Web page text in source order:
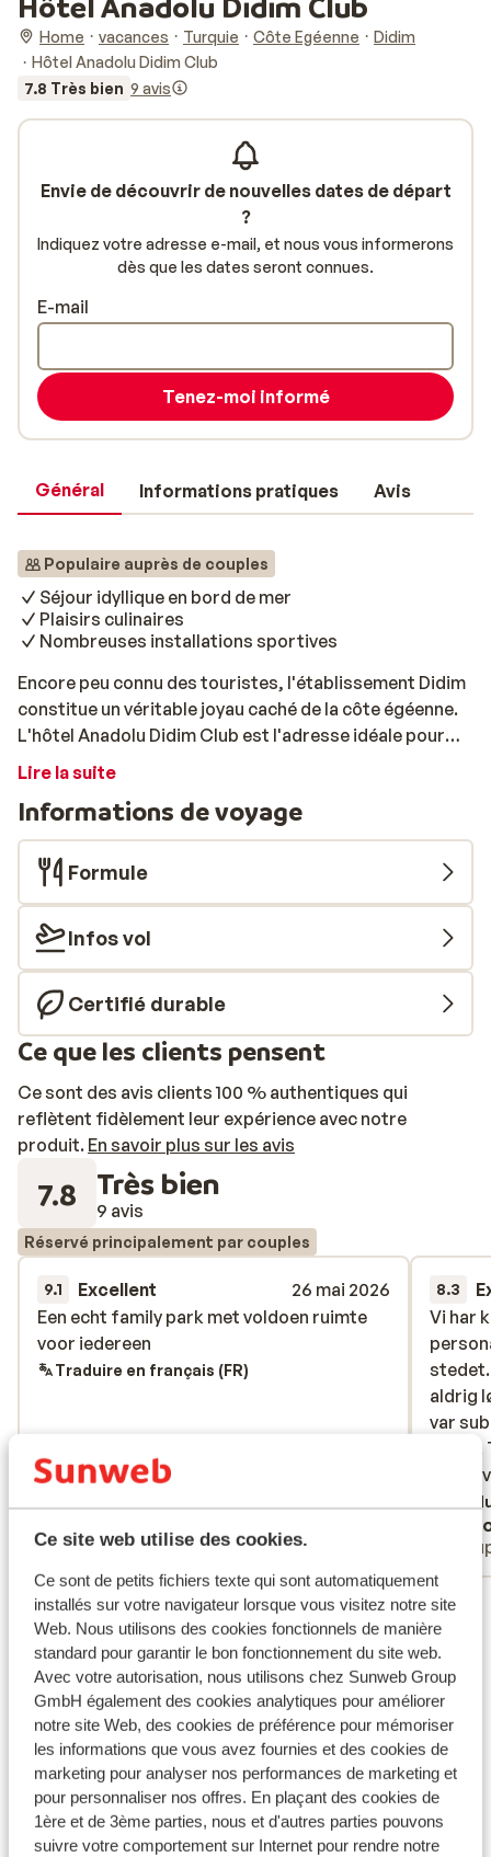
Ce site web utilise des cookies.
Ce sont de petits fichiers texte qui sont automatiquement
installés sur votre navigateur lorsque vous visitez notre site
Web. Nous utilisons des cookies fonctionnels de manière
standard pour garantir le bon fonctionnement du site web.
Avec votre autorisation, nous utilisons chez Sunweb Group
GmbH également des cookies analytiques pour améliorer
notre site Web, des cookies de préférence pour mémoriser
les informations que vous avez fournies et des cookies de
marketing pour analyser nos performances de marketing et
pour personnaliser nos offres. En plaçant des cookies de
1ère et de 3ème parties, nous et d'autres parties pouvons
suivre votre comportement sur Internet pour rendre notre
Home vacances Turquie Côte Egéenne
Didim
Hôtel Anadolu Didim Club
7.8 Très bien 9 avis
Général Informations pratiques Avis
Populaire auprès de couples
Séjour idyllique en bord de mer
Plaisirs culinaires
Nombreuses installations sportives
Encore peu connu des touristes, l'établissement Didim
constitue un véritable joyau caché de la côte égéenne.
L'hôtel Anadolu Didim Club est l'adresse idéale pour
passer de merveilleuses vacances en Turquie! Cet
trouve à seulement quelques kilomètres de
l'établissement. La rue des bars, avec ses nombreux
cafés et clubs, est également accessible à pied. Une
aubaine pour les amateurs de festivités! Avec 2
restaurants buffet et 3 restaurants à la carte, vos
papilles gustatives vous remercieront... Profitez de
délicieux buffets internationaux ou essayez-vous à de
nouvelles cuisines comme au restaurant italien, turc ou
de poisson. Immergez-vous ensuite dans l'ambiance
tropicale grâce aux nombreuses allées verdoyantes...
piscine ou de la plage. Pour une relaxation ultime,
réservez un massage apaisant ou détendez-vous dans
le centre de bien-être de l'hôtel.
Lire la suite
Informations de voyage
Formule
Infos vol
Certifié durable
Ce que les clients pensent
Ce sont des avis clients 100 % authentiques qui
reflètent fidèlement leur expérience avec notre
produit. En savoir plus sur les avis
7.8 Très bien
9 avis
Réservé principalement par couples
9.1 Excellent
26 mai 2026
Een echt family park met voldoen ruimte
voor iedereen
Een echt family park met voldoen ruimte
voor iedereen
Traduire en français (FR)
Couples
8.3
Vi har
stedet.
aldrig
var
pænt
vafler
musik
man
fint og
havde
dato
noget
ellers
Vi har
stedet.
aldrig
var
B.
Voir tous les 9 avis
Envie de découvrir de nouvelles dates de départ
?
Indiquez votre adresse e-mail, et nous vous informerons
dès que les dates seront connues.
E-mail
Tenez-moi informé
Autres hébergements - Côte Egéenne
Hôtel Xanadu Island
Hôtel Voyage Torba
Hôtel Kefaluka Resort